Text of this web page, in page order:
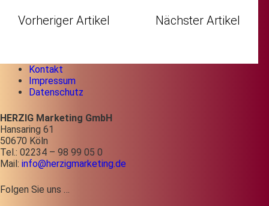
Vorheriger Artikel Nächster Artikel
Kontakt
Impressum
Datenschutz
HERZIG Marketing GmbH
Hansaring 61
50670 Köln
Tel.: 02234 – 98 99 05 0
Mail: info@herzigmarketing.de
Folgen Sie uns …